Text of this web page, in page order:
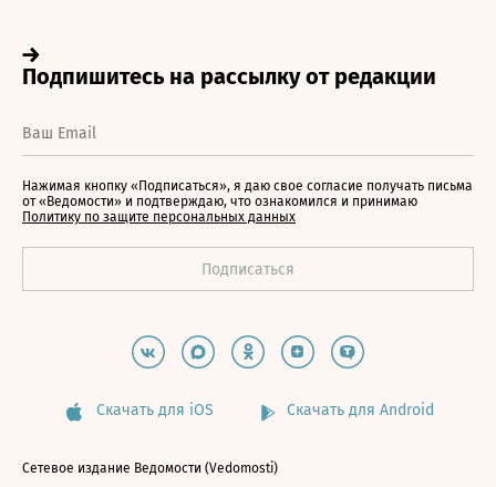
Нажимая кнопку «Подписаться», я даю свое согласие получать письма
от «Ведомости» и подтверждаю, что ознакомился и принимаю
Политику по защите персональных данных
Скачать для iOS Скачать для Android
Сетевое издание Ведомости (Vedomosti)